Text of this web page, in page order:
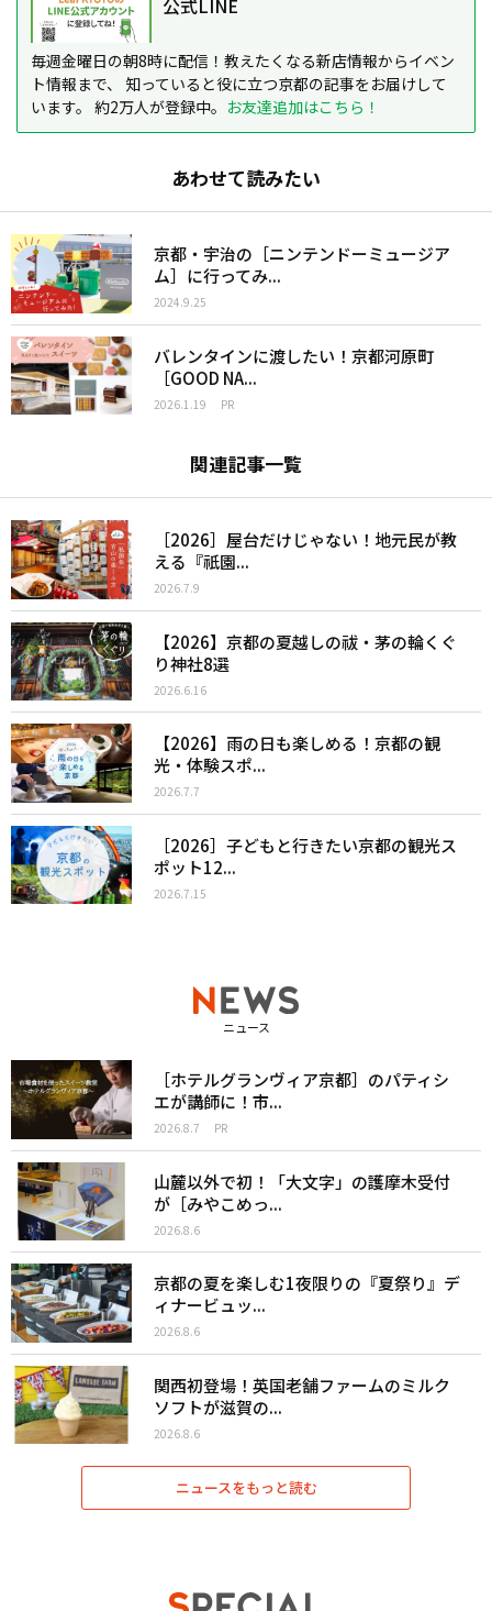
公式LINE
毎週金曜日の朝8時に配信！教えたくなる新店情報からイベン
ト情報まで、 知っていると役に立つ京都の記事をお届けして
います。 約2万人が登録中。 お友達追加はこちら！
あわせて読みたい
京都・宇治の［ニンテンドーミュージア
ム］に行ってみ...
2024.9.25
バレンタインに渡したい！京都河原町
［GOOD NA...
2026.1.19 PR
関連記事一覧
［2026］屋台だけじゃない！地元民が教
える『祇園...
2026.7.9
【2026】京都の夏越しの祓・茅の輪くぐ
り神社8選
2026.6.16
【2026】雨の日も楽しめる！京都の観
光・体験スポ...
2026.7.7
［2026］子どもと行きたい京都の観光ス
ポット12...
2026.7.15
ニュース
［ホテルグランヴィア京都］のパティシ
エが講師に！市...
2026.8.7 PR
山麓以外で初！「大文字」の護摩木受付
が［みやこめっ...
2026.8.6
京都の夏を楽しむ1夜限りの『夏祭り』デ
ィナービュッ...
2026.8.6
関西初登場！英国老舗ファームのミルク
ソフトが滋賀の...
2026.8.6
ニュースをもっと読む